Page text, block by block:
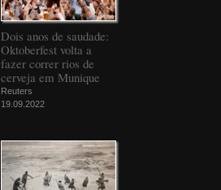
Dois anos de saudade:
Oktoberfest volta a
fazer correr rios de
cerveja em Munique
Reuters
19.09.2022